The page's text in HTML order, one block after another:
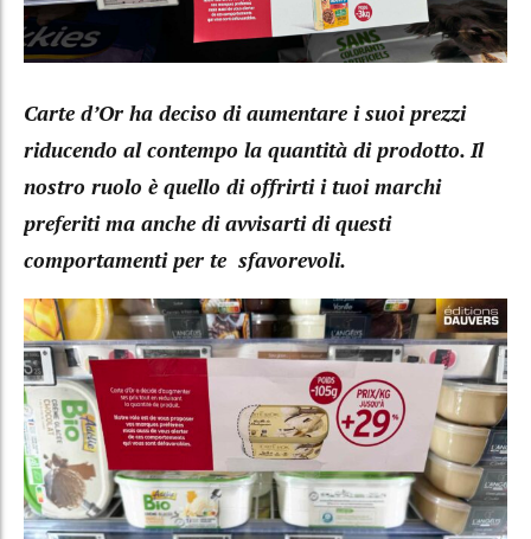
Carte d’Or ha deciso di aumentare i suoi prezzi
riducendo al contempo la quantità di prodotto. Il
nostro ruolo è quello di offrirti i tuoi marchi
preferiti ma anche di avvisarti di questi
comportamenti per te sfavorevoli.